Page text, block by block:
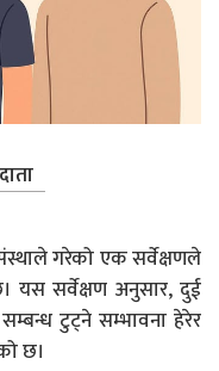
गरेको एक सर्वेक्षणले
यस सर्वेक्षण अनुसार, दुई
टुट्ने सम्भावना हेरेर
छ।